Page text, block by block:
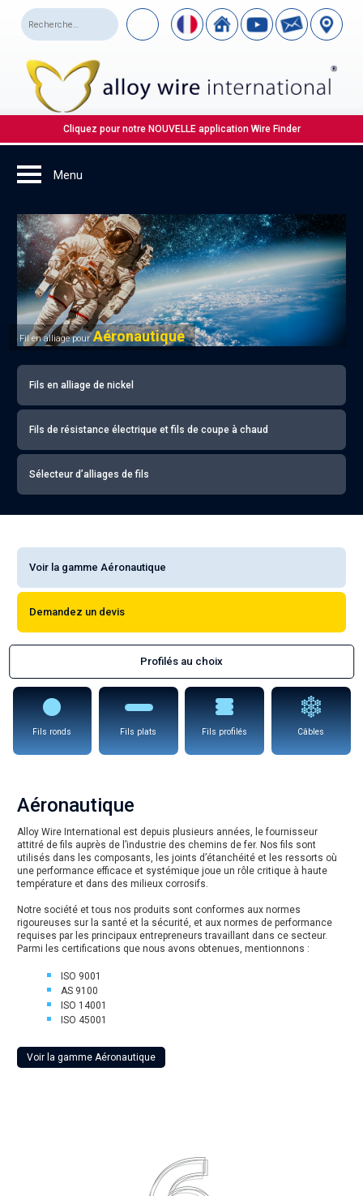
Cliquez pour notre NOUVELLE application Wire Finder
Fil en alliage pourAéronautique
Fils en alliage de nickel
Fils de résistance électrique et fils de coupe à chaud
Sélecteur d’alliages de fils
Voir la gamme Aéronautique
Demandez un devis
Profilés au choix
Fils ronds Fils plats Fils profilés Câbles
Aéronautique
Alloy Wire International est depuis plusieurs années, le fournisseur
attitré de fils auprès de l’industrie des chemins de fer. Nos fils sont
utilisés dans les composants, les joints d’étanchéité et les ressorts où
une performance efficace et systémique joue un rôle critique à haute
température et dans des milieux corrosifs.
Notre société et tous nos produits sont conformes aux normes
rigoureuses sur la santé et la sécurité, et aux normes de performance
requises par les principaux entrepreneurs travaillant dans ce secteur.
Parmi les certifications que nous avons obtenues, mentionnons :
ISO 9001
AS 9100
ISO 14001
ISO 45001
Voir la gamme Aéronautique